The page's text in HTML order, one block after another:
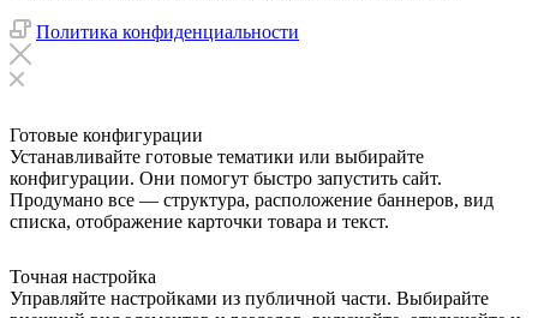
Политика конфиденциальности
Готовые конфигурации
Устанавливайте готовые тематики или выбирайте
конфигурации. Они помогут быстро запустить сайт.
Продумано все — структура, расположение баннеров, вид
списка, отображение карточки товара и текст.
Точная настройка
Управляйте настройками из публичной части. Выбирайте